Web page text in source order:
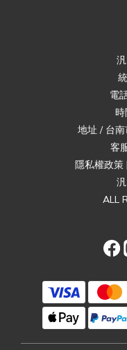
電
地址 / 台
客
隱私權政策 |
ALL